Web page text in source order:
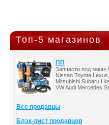
Топ-5 магазинов
ПП
Запчасти под заказ
Nissan Toyota Lexus
Mitsubishi Subaru
VW Audi Mercedes
Все продавцы
Блэк-лист продавцов